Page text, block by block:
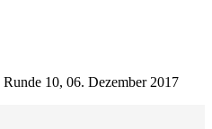
10, 06. Dezember 2017